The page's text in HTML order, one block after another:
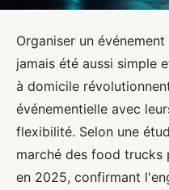
Organiser un
jamais été aussi simple
à domicile
événementielle avec
flexibilité. Selon une
marché des food trucks
en 2025, confirmant